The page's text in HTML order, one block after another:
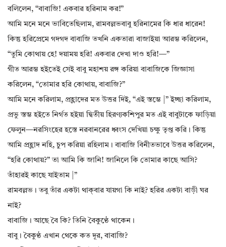
বলিলেন, “বাবাজি! একবার হরিনাম কর!”
আমি মনে মনে ভাবিতেছিলাম, রামবল্লভবাবু হরিনামের কি ধার ধারেন!
কিন্তু হরিপ্রেমে গদগদ বাবাজি তখনি একতারা বাজাইয়া আরম্ভ করিলেন,
“তুমি কোথায় হে! দয়াময় হরি! একবার দেখা দাও হরি!—”
গীত আরম্ভ হইতেই সেই বাবু মহাশয় রঙ্গ করিয়া বাবাজিকে জিজ্ঞাসা
করিলেন, “তোমার হরি কোথায়, বাবাজি?”
আমি মনে করিলাম, প্রহ্লাদের মত উত্তর দিই, “এই স্তম্ভে |” ইচ্ছা করিলাম,
প্রভু স্তম্ভ হইতে নির্গত হইয়া দ্বিতীয় হিরণ্যকশিপুর মত এই বাবুটাকে ফাড়িয়া
ফেলুন—নরসিংহের হস্তে নরবানরের ধ্বংস দেখিয়া চক্ষু তৃপ্ত করি। কিন্তু
আমি প্রহ্লাদ নহি, চুপ করিয়া রহিলাম। বাবাজি বিনীতভাবে উত্তর করিলেন,
“হরি কোথায়?” তা আমি কি জানি! জানিলে কি তোমার কাছে আসি?
তাঁহারই কাছে যাইতাম |”
রামবল্লভ। তবু তাঁর একটা থাক্‌বার যায়গা কি নাই? হরির একটা বাড়ী ঘর
নাই?
বাবাজি। আছে বৈ কি? তিনি বৈকুণ্ঠে থাকেন।
বাবু। বৈকুণ্ঠ এখান থেকে কত দূর, বাবাজি?